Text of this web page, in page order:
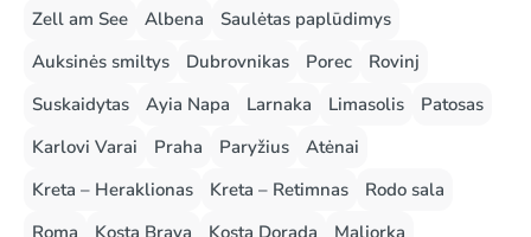
Zell am See
Albena
Saulėtas paplūdimys
Auksinės smiltys
Dubrovnikas Porec
Rovinj
Suskaidytas
Ayia Napa Larnaka Limasolis
Patosas
Karlovi Varai
Praha Paryžius
Atėnai
Kreta – Heraklionas
Kreta – Retimnas
Rodo sala
Roma
Kosta Brava Kosta Dorada
Maljorka